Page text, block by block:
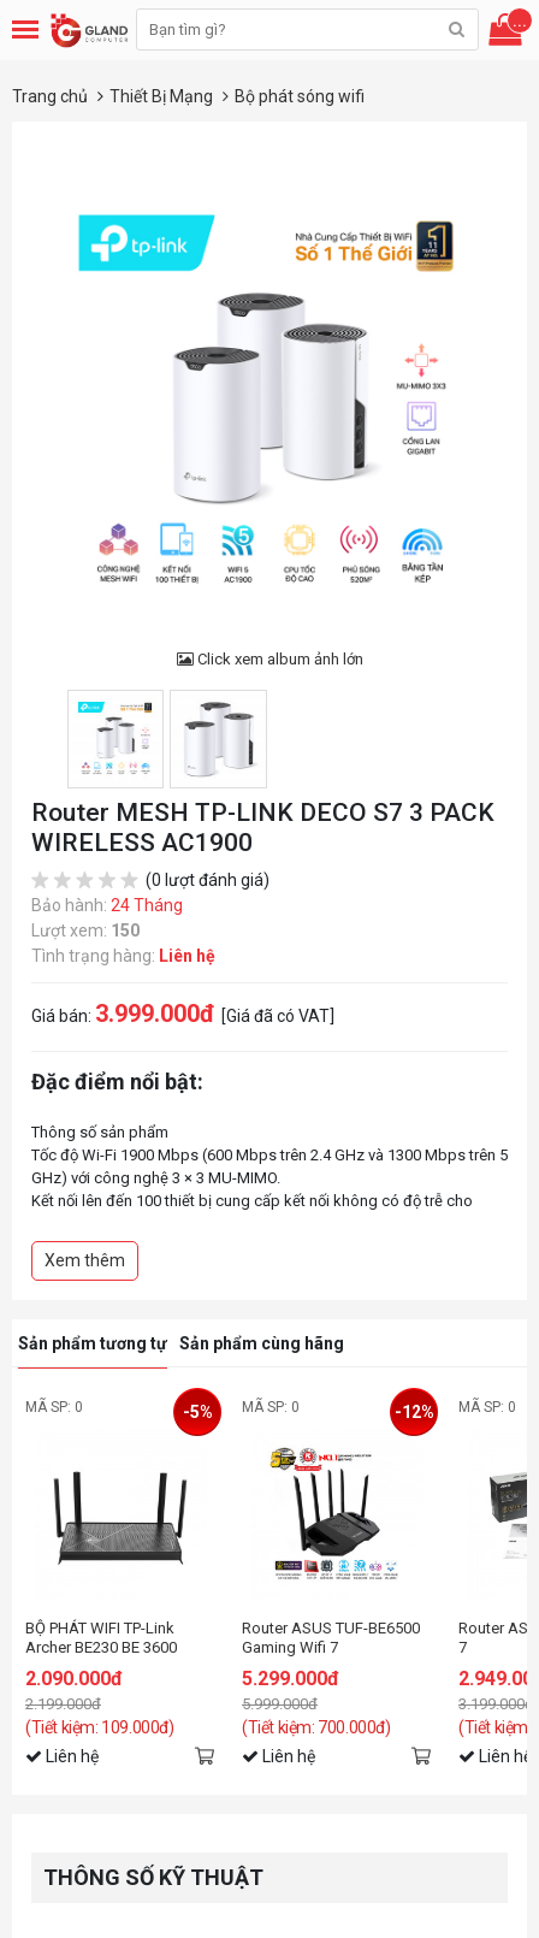
...
Trang chủ Thiết Bị Mạng Bộ phát sóng wifi
Click xem album ảnh lớn
Router MESH TP-LINK DECO S7 3 PACK
WIRELESS AC1900
(0 lượt đánh giá)
Bảo hành: 24 Tháng
Lượt xem: 150
Tình trạng hàng: Liên hệ
Giá bán: 3.999.000đ [Giá đã có VAT]
Đặc điểm nổi bật:
Thông số sản phẩm
Tốc độ Wi-Fi 1900 Mbps (600 Mbps trên 2.4 GHz và 1300 Mbps trên 5
GHz) với công nghệ 3 × 3 MU-MIMO.
Kết nối lên đến 100 thiết bị cung cấp kết nối không có độ trễ cho
Tăng cường phủ sóng liền mạch
Full Gigabit Ethernet - 3 cổng Gigabit WAN / LAN Ethernet cung cấp
tuyến và chặn các trang web không phù hợp theo cấu hình duy nhấ
Cài đặt dễ dàng - Cài đặt dễ dàng hơn bao giờ hết với ứng dụng Deco
Xem thêm
Sản phẩm tương tự Sản phẩm cùng hãng
MÃ SP: 0
BỘ PHÁT WIFI TP-Link
Archer BE230 BE 3600
(Wifi7/BE3600/EasyMesh)
2.090.000đ
2.199.000đ
(Tiết kiệm: 109.000đ)
-5%
Liên hệ
MÃ SP: 0
Router ASUS TUF-BE6500
Gaming Wifi 7
5.299.000đ
5.999.000đ
(Tiết kiệm: 700.000đ)
-12%
Liên hệ
MÃ SP: 0
Router
7
3.199.000đ
(Tiết kiệm:
Liên hệ
THÔNG SỐ KỸ THUẬT